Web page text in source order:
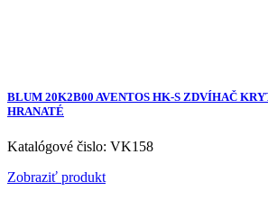
BLUM 20K2B00 AVENTOS HK-S ZDVÍHAČ
HRANATÉ
Katalógové čislo: VK158
Zobraziť produkt